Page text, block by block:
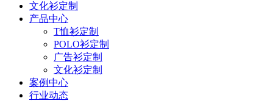
文化衫定制
产品中心
T恤衫定制
POLO衫定制
广告衫定制
文化衫定制
案例中心
行业动态